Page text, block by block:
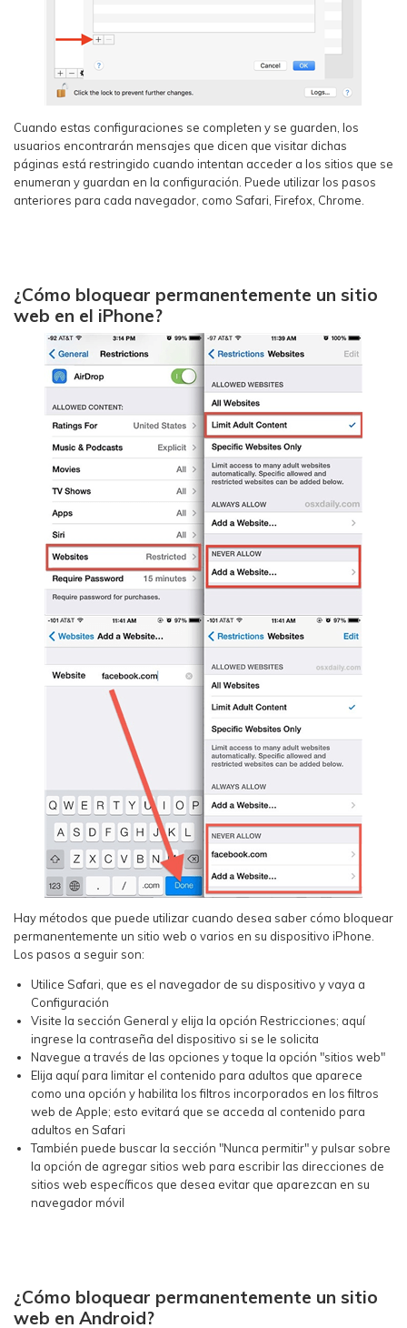
Cuando estas configuraciones se completen y se guarden, los
usuarios encontrarán mensajes que dicen que visitar dichas
páginas está restringido cuando intentan acceder a los sitios que se
enumeran y guardan en la configuración. Puede utilizar los pasos
anteriores para cada navegador, como Safari, Firefox, Chrome.
¿Cómo bloquear permanentemente un sitio
web en el iPhone?
Hay métodos que puede utilizar cuando desea saber cómo bloquear
permanentemente un sitio web o varios en su dispositivo iPhone.
Los pasos a seguir son:
Utilice Safari, que es el navegador de su dispositivo y vaya a
Configuración
Visite la sección General y elija la opción Restricciones; aquí
ingrese la contraseña del dispositivo si se le solicita
Navegue a través de las opciones y toque la opción "sitios web"
Elija aquí para limitar el contenido para adultos que aparece
como una opción y habilita los filtros incorporados en los filtros
web de Apple; esto evitará que se acceda al contenido para
adultos en Safari
También puede buscar la sección "Nunca permitir" y pulsar sobre
la opción de agregar sitios web para escribir las direcciones de
sitios web específicos que desea evitar que aparezcan en su
navegador móvil
¿Cómo bloquear permanentemente un sitio
web en Android?